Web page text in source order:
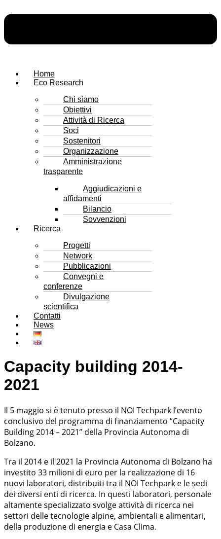
Home
Eco Research
Chi siamo
Obiettivi
Attività di Ricerca
Soci
Sostenitori
Organizzazione
Amministrazione
trasparente
Aggiudicazioni e
affidamenti
Bilancio
Sovvenzioni
Ricerca
Progetti
Network
Pubblicazioni
Convegni e
conferenze
Divulgazione
scientifica
Contatti
News
Capacity building 2014-
2021
Il 5 maggio si è tenuto presso il NOI Techpark l’evento
conclusivo del programma di finanziamento “Capacity
Building 2014 – 2021” della Provincia Autonoma di
Bolzano.
Tra il 2014 e il 2021 la Provincia Autonoma di Bolzano ha
investito 33 milioni di euro per la realizzazione di 16
nuovi laboratori, distribuiti tra il NOI Techpark e le sedi
dei diversi enti di ricerca. In questi laboratori, personale
altamente specializzato svolge attività di ricerca nei
settori delle tecnologie alpine, ambientali e alimentari,
della produzione di energia e Casa Clima.